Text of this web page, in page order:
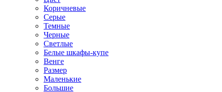
Коричневые
Серые
Темные
Черные
Светлые
Белые шкафы-купе
Венге
Размер
Маленькие
Большие